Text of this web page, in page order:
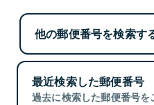
他の郵便番号を検索す
最近検索した郵便番号
過去に検索した郵便番号を